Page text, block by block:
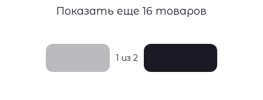
Показать еще 16 товаров
1 из 2